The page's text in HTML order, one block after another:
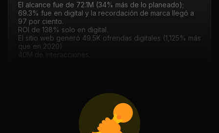
El alcance fue de 72.1M (34% más de lo planeado);
69.3% fue en digital y la recordación de marca llegó a
97 por ciento.
ROI de 138% solo en digital.
El sitio web generó 49.5K ofrendas digitales (1,125% más
que en 2020)
40M de interacciones.